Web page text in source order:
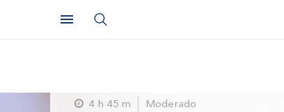
4 h 45 m Moderado